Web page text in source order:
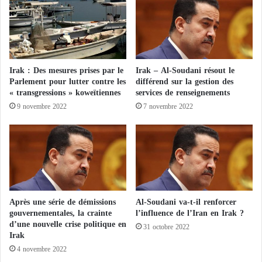
Dans le même esprit, Dr Hussein Allaoui, professeur
de sécurité nationale à l’Université d’Al-Nahrainen
Iraq, déclare : Nous sommes confrontés à un réel
danger, celui de tenter de ramener ces éléments
terroristes extrémistes sur la scène politique, et c’est
pourquoi nous demandons à tous de faire preuve de
soutiennent le retour des Iraquiens qui ont été défaits
dans le passé.
Al-Kazimi : Le bombardement des camps
irakiens par des missiles constitue une atteinte
à la sécurité
L’Iraq a déclaré que l’organisation terroriste ne
t
Irak : Des mesures prises par le
Parlement pour lutter contre les
« transgressions » koweïtiennes
9 novembre 2022
Irak – Al-Soudani résout le
différend sur la gestion des
services de renseignements
7 novembre 2022
Après une série de démissions
gouvernementales, la crainte
d’une nouvelle crise politique en
Irak
4 novembre 2022
Al-Soudani va-t-il renforcer
l’influence de l’Iran en Irak ?
31 octobre 2022